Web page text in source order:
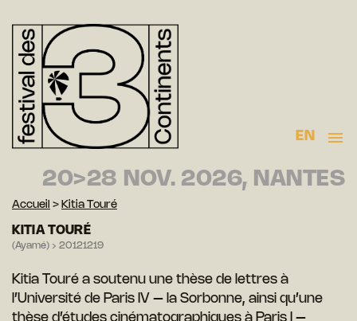
EN
20>28 NOV. 2026, NANTES
Accueil > Kitia Touré
KITIA TOURÉ
(Ayamé) › 20121219
Kitia Touré a soutenu une thèse de lettres à
l’Université de Paris IV – la Sorbonne, ainsi qu’une
thèse d’études cinématographiques à Paris I –